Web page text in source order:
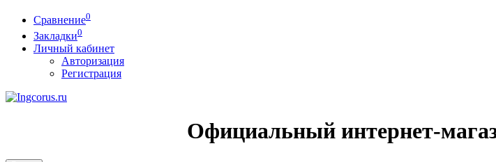
Сравнение0
Закладки0
Личный кабинет
Авторизация
Регистрация
Официальный интернет-